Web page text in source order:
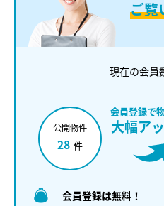
ご覧
現在の会員
会員登録で
大幅ア
公開物件
28 件
会員登録は無料！